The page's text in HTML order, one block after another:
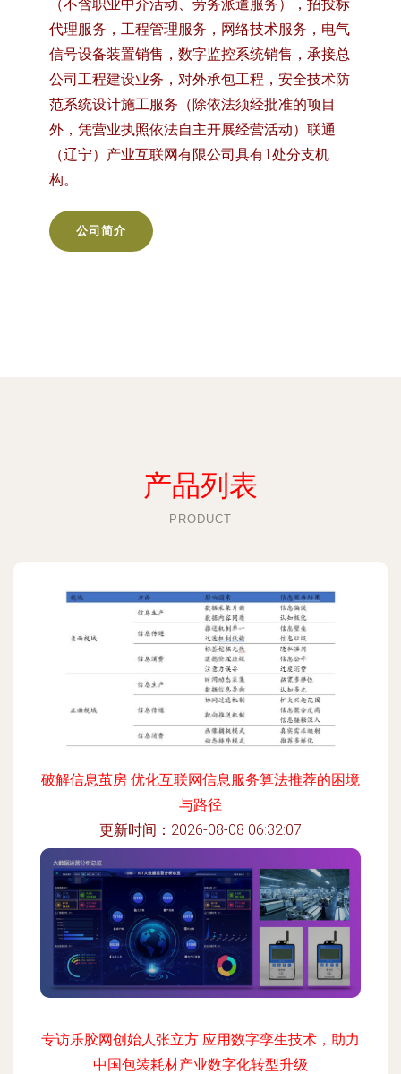
（不含职业中介活动、劳务派遣服务），招投标
代理服务，工程管理服务，网络技术服务，电气
信号设备装置销售，数字监控系统销售，承接总
公司工程建设业务，对外承包工程，安全技术防
范系统设计施工服务（除依法须经批准的项目
外，凭营业执照依法自主开展经营活动）联通
（辽宁）产业互联网有限公司具有1处分支机
构。
公司简介
产品列表
PRODUCT
破解信息茧房 优化互联网信息服务算法推荐的困境
与路径
更新时间：2026-08-08 06:32:07
专访乐胶网创始人张立方 应用数字孪生技术，助力
中国包装耗材产业数字化转型升级